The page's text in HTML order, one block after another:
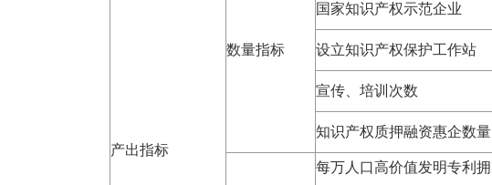
产出指标
数量指标
国家知识产权示范企业
设立知识产权保护工作站
宣传、培训次数
知识产权质押融资惠企数量
每万人口高价值发明专利拥